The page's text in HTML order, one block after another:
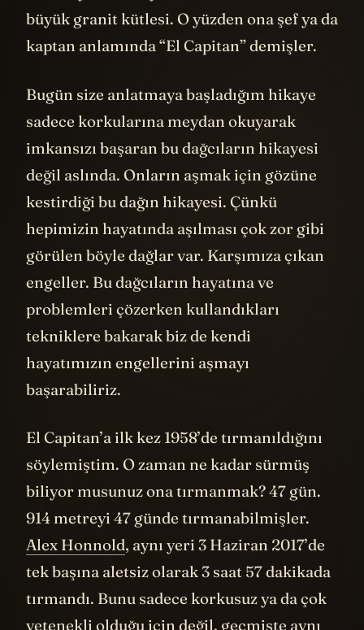
büyük granit kütlesi. O yüzden ona şef ya da
kaptan anlamında “El Capitan” demişler.
Bugün size anlatmaya başladığım hikaye
sadece korkularına meydan okuyarak
imkansızı başaran bu dağcıların hikayesi
değil aslında. Onların aşmak için gözüne
kestirdiği bu dağın hikayesi. Çünkü
hepimizin hayatında aşılması çok zor gibi
görülen böyle dağlar var. Karşımıza çıkan
engeller. Bu dağcıların hayatına ve
problemleri çözerken kullandıkları
tekniklere bakarak biz de kendi
hayatımızın engellerini aşmayı
başarabiliriz.
El Capitan’a ilk kez 1958’de tırmanıldığını
söylemiştim. O zaman ne kadar sürmüş
biliyor musunuz ona tırmanmak? 47 gün.
914 metreyi 47 günde tırmanabilmişler.
Alex Honnold, aynı yeri 3 Haziran 2017’de
tek başına aletsiz olarak 3 saat 57 dakikada
tırmandı. Bunu sadece korkusuz ya da çok
yetenekli olduğu için değil, geçmişte aynı